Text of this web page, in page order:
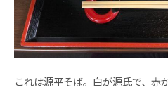
これは源平そば。白が源氏で、赤